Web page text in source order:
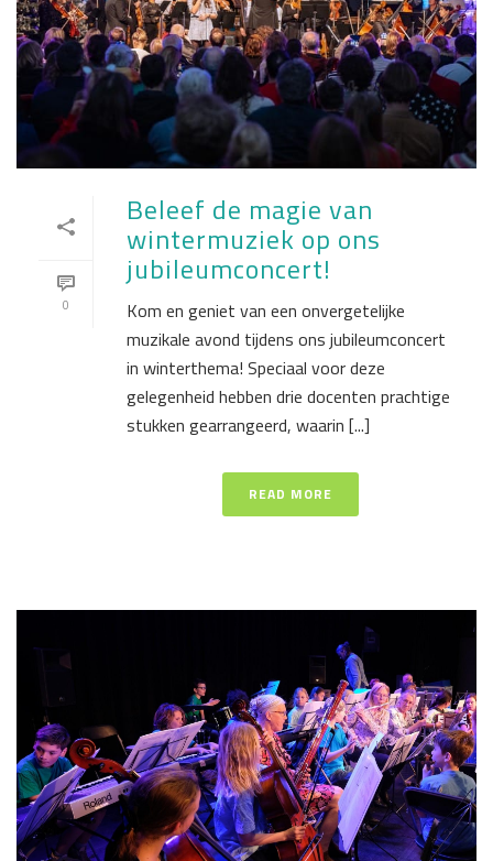
0
Beleef de magie van
wintermuziek op ons
jubileumconcert!
Kom en geniet van een onvergetelijke
muzikale avond tijdens ons jubileumconcert
in winterthema! Speciaal voor deze
gelegenheid hebben drie docenten prachtige
stukken gearrangeerd, waarin [...]
READ MORE